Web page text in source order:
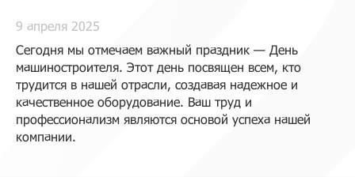
9 апреля 2025
Сегодня мы отмечаем важный праздник — День
машиностроителя. Этот день посвящен всем, кто
трудится в нашей отрасли, создавая надежное и
качественное оборудование. Ваш труд и
профессионализм являются основой успеха нашей
компании.